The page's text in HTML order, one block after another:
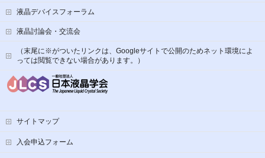
液晶デバイスフォーラム
液晶討論会・交流会
（末尾に※がついたリンクは、Googleサイトで公開のためネット環境によ
っては閲覧できない場合があります。）
サイトマップ
入会申込フォーム